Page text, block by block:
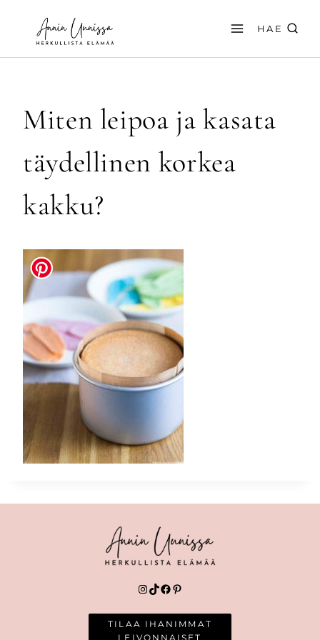
sisältöön
HAE
Miten leipoa ja kasata
täydellinen korkea
kakku?
Instagram
TikTok
Facebook
Pinterest
TILAA IHANIMMAT
LEIVONNAISET